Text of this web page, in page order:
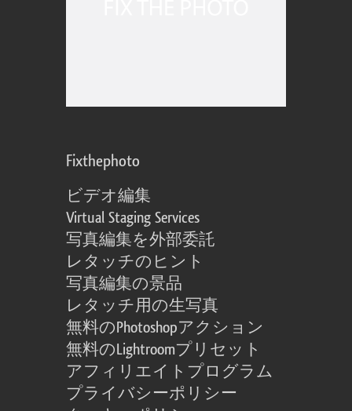
Fixthephoto
ビデオ編集
Virtual Staging Services
写真編集を外部委託
レタッチのヒント
写真編集の景品
レタッチ用の生写真
無料のPhotoshopアクション
無料のLightroomプリセット
アフィリエイトプログラム
プライバシーポリシー